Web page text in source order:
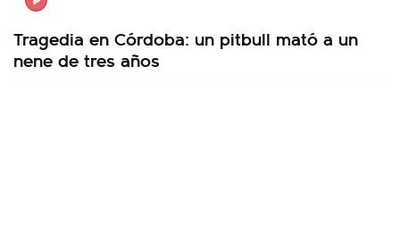
Tragedia en Córdoba: un pitbull mató a un
nene de tres años